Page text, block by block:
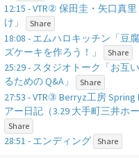
12:15 - VTR② 保田圭・矢口真
け」
Share
18:08 - エムハロキッチン「豆
ズケーキを作ろう！」
Share
25:29 - スタジオトーク「お互
るための Q&A」
Share
27:53 - VTR③ Berryz工房 Spring
アー日記（3.29 大手町三井ホー
Share
28:51 - エンディング Share